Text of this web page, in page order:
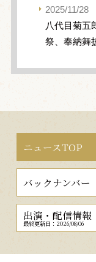
2025/11/28
八代目菊五
祭、奉納舞
ニュースTOP
バックナンバー
出演・配信情報
最終更新日：2026/08/06